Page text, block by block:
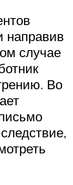
направив
случае
Во